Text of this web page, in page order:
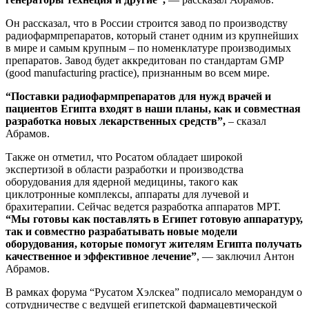
Он рассказал, что в России строится завод по производству
радиофармпрепаратов, который станет одним из крупнейших
в мире и самым крупным – по номенклатуре производимых
препаратов. Завод будет аккредитован по стандартам GMP
(good manufacturing practice), признанным во всем мире.
“Поставки радиофармпрепаратов для нужд врачей и
пациентов Египта входят в наши планы, как и совместная
разработка новых лекарственных средств”, – сказал
Абрамов.
Также он отметил, что Росатом обладает широкой
экспертизой в области разработки и производства
оборудования для ядерной медицины, такого как
циклотронные комплексы, аппараты для лучевой и
брахитерапии. Сейчас ведется разработка аппаратов МРТ.
“Мы готовы как поставлять в Египет готовую аппаратуру,
так и совместно разрабатывать новые модели
оборудования, которые помогут жителям Египта получать
качественное и эффективное лечение”, — заключил Антон
Абрамов.
В рамках форума “Русатом Хэлскеа” подписало меморандум о
сотрудничестве с ведущей египетской фармацевтической